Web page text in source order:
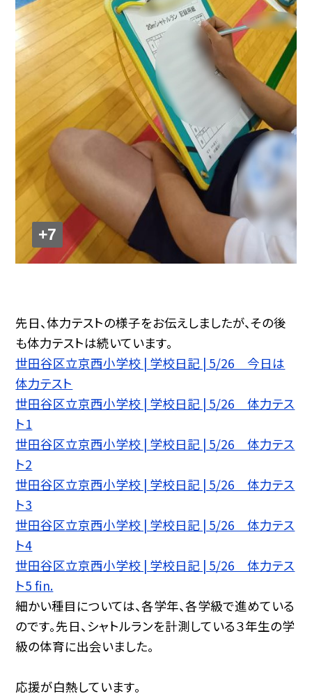
+7
先日、体力テストの様子をお伝えしましたが、その後
も体力テストは続いています。
世田谷区立京西小学校 | 学校日記 | 5/26 今日は
体力テスト
世田谷区立京西小学校 | 学校日記 | 5/26 体力テス
ト1
世田谷区立京西小学校 | 学校日記 | 5/26 体力テス
ト2
世田谷区立京西小学校 | 学校日記 | 5/26 体力テス
ト3
世田谷区立京西小学校 | 学校日記 | 5/26 体力テス
ト4
世田谷区立京西小学校 | 学校日記 | 5/26 体力テス
ト5 fin.
細かい種目については、各学年、各学級で進めている
のです。先日、シャトルランを計測している３年生の学
級の体育に出会いました。
応援が白熱しています。